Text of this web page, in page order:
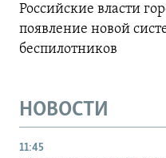
Российские власти
появление новой
беспилотников
НОВОСТИ
11:45